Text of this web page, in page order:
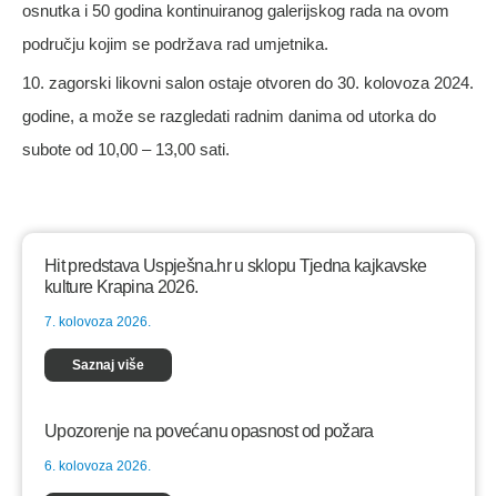
osnutka i 50 godina kontinuiranog galerijskog rada na ovom
području kojim se podržava rad umjetnika.
10. zagorski likovni salon ostaje otvoren do 30. kolovoza 2024.
godine, a može se razgledati radnim danima od utorka do
subote od 10,00 – 13,00 sati.
Hit predstava Uspješna.hr u sklopu Tjedna kajkavske
kulture Krapina 2026.
7. kolovoza 2026.
Saznaj više
Upozorenje na povećanu opasnost od požara
6. kolovoza 2026.